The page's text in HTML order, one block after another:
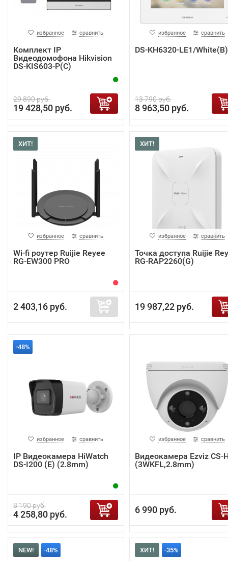
избранное сравнить
Комплект IP
Видеодомофона Hikvision
DS-KIS603-P(C)
29 890 руб.
19 428,50 руб.
избранное сравнить
DS-KH6320-LE1/White(B)
13 790 руб.
8 963,50 руб.
ХИТ!
избранное сравнить
Wi-fi роутер Ruijie Reyee
RG-EW300 PRO
2 403,16 руб.
ХИТ!
избранное сравнить
Точка доступа Ruijie
RG-RAP2260(G)
19 987,22 руб.
-48%
избранное сравнить
IP Видеокамера HiWatch
DS-I200 (E) (2.8mm)
8 190 руб.
4 258,80 руб.
избранное сравнить
Видеокамера Ezviz CS-
(3WKFL,2.8mm)
6 990 руб.
NEW! -48% ХИТ! -35%